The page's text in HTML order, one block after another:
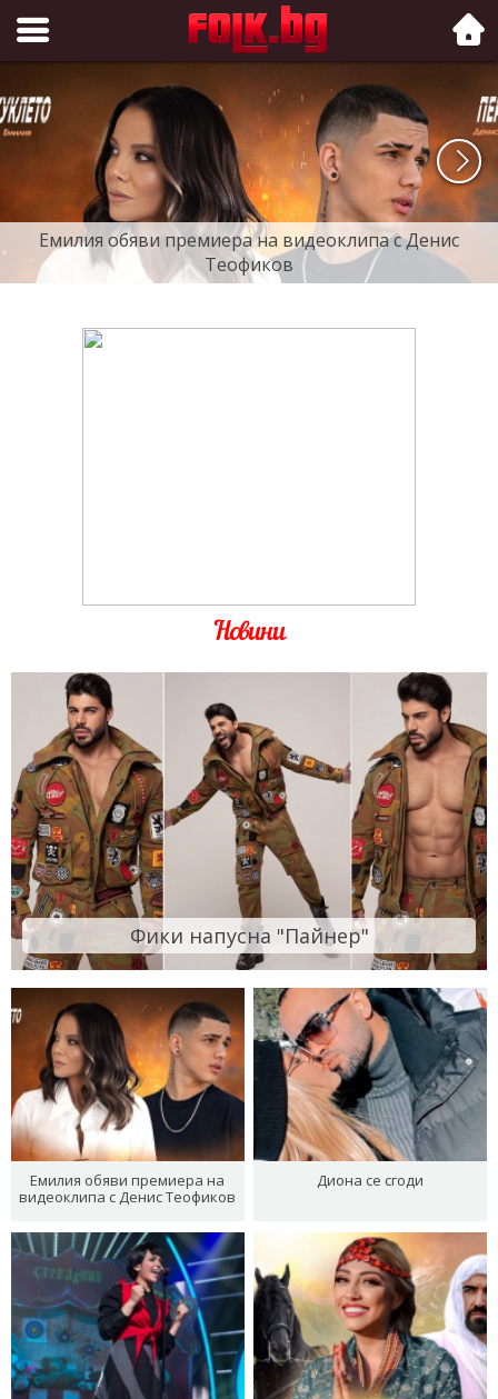
Folk.bg
Емилия обяви премиера на видеоклипа с Денис
Теофиков
Новини
Фики напусна "Пайнер"
Емилия обяви премиера на
видеоклипа с Денис Теофиков
Диона се сгоди